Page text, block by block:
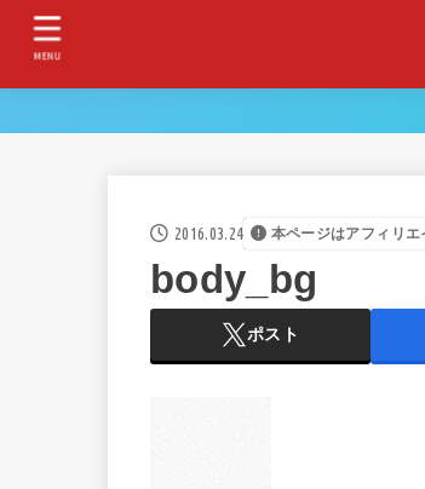
MENU
2016.03.24 本ページはアフィリエ
body_bg
ポスト